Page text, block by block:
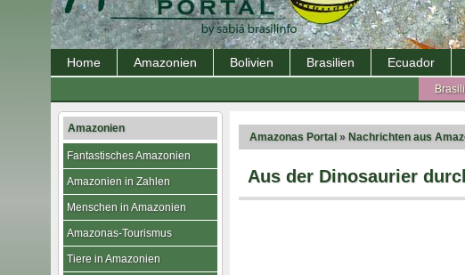
Home Amazonien Bolivien Brasilien Ecuador
Amazonas Portal » Nachrichten aus
Aus der Dinosaurier
Amazonien
Fantastisches Amazonien
Amazonien in Zahlen
Menschen in Amazonien
Amazonas-Tourismus
Tiere in Amazonien